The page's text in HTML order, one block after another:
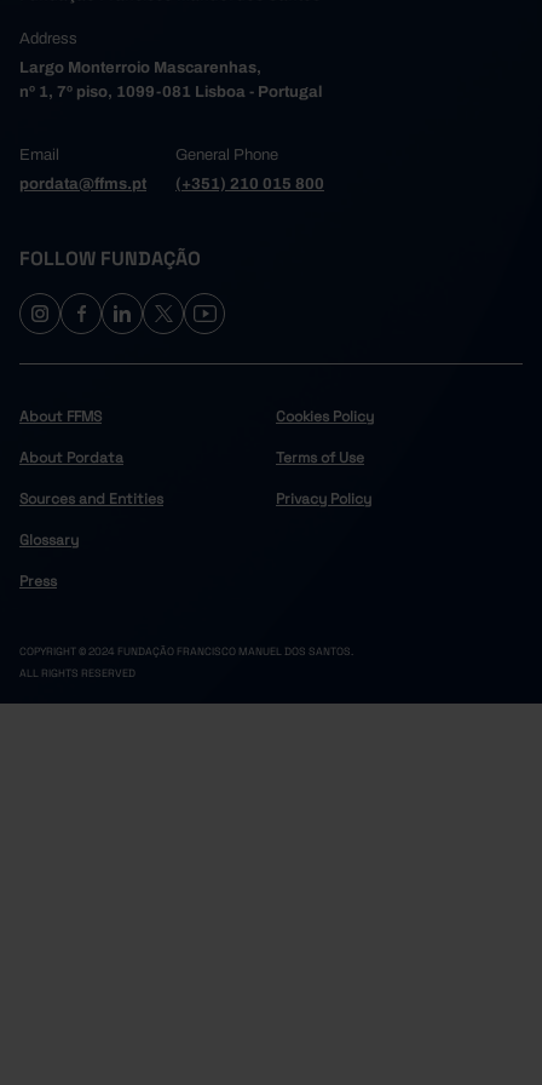
Address
Largo Monterroio Mascarenhas,
nº 1, 7º piso, 1099-081 Lisboa - Portugal
Email
pordata@ffms.pt
General Phone
(+351) 210 015 800
FOLLOW FUNDAÇÃO
About FFMS
About Pordata
Sources and Entities
Glossary
Press
Cookies Policy
Terms of Use
Privacy Policy
COPYRIGHT © 2024 FUNDAÇÃO FRANCISCO MANUEL DOS SANTOS.
ALL RIGHTS RESERVED